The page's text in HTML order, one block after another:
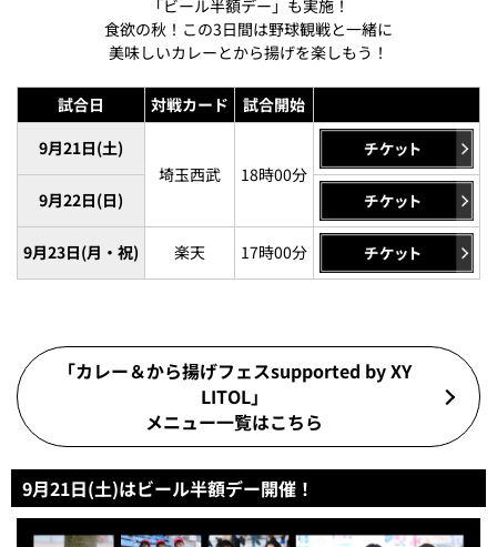
「ビール半額デー」も実施！
食欲の秋！この3日間は野球観戦と一緒に
美味しいカレーとから揚げを楽しもう！
試合日 対戦カード
試合開始
9月21日(土)
埼玉西武
18時00分
9月22日(日)
9月23日(月・祝) 楽天 17時00分
「カレー＆から揚げフェスsupported by XY
LITOL」
メニュー一覧はこちら
9月21日(土)はビール半額デー開催！